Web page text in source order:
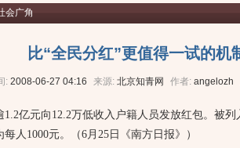
会广角
比“全民分红”更值得一试的机
: 2008-06-27 04:16 来源: 北京知青网 作者: angelozh
亿元向12.2万低收入户籍人员发放红包。被列
人1000元。（6月25日《南方日报》）